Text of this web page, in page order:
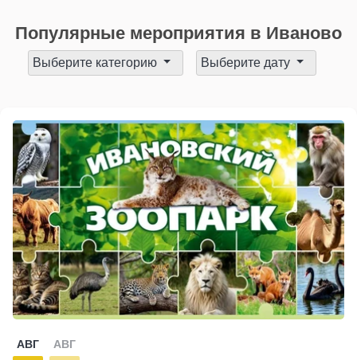
Популярные мероприятия в Иваново
Выберите категорию Выберите дату
АВГ АВГ